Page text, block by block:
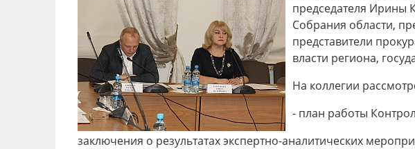
председателя Ирины
Собрания области,
представители
власти региона,
На коллегии
- план работы
заключения о результатах экспертно-аналитических